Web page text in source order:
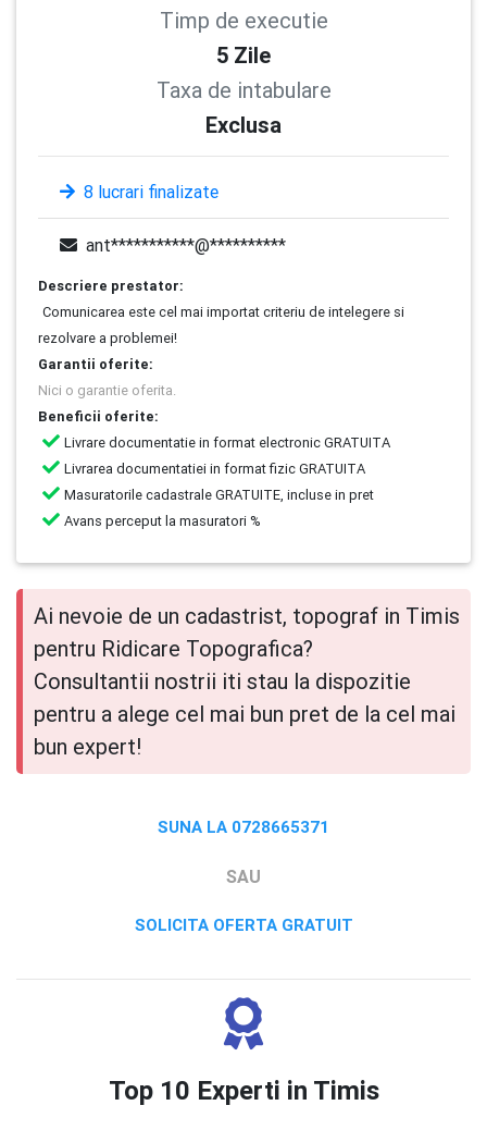
Timp de executie
5 Zile
Taxa de intabulare
Exclusa
8 lucrari finalizate
ant***********@**********
Descriere prestator:
Comunicarea este cel mai importat criteriu de intelegere si
rezolvare a problemei!
Garantii oferite:
Nici o garantie oferita.
Beneficii oferite:
Livrare documentatie in format electronic GRATUITA
Livrarea documentatiei in format fizic GRATUITA
Masuratorile cadastrale GRATUITE, incluse in pret
Avans perceput la masuratori %
Ai nevoie de un cadastrist, topograf in Timis
pentru Ridicare Topografica?
Consultantii nostrii iti stau la dispozitie
pentru a alege cel mai bun pret de la cel mai
bun expert!
SUNA LA 0728665371
SAU
SOLICITA OFERTA GRATUIT
Top 10 Experti in Timis